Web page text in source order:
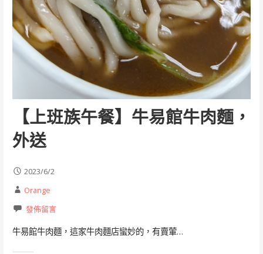
【上班族午餐】牛易館牛肉麵，
外送
2023/6/2
Orange
發佈留言
牛易館牛肉麵，這家牛肉麵店蠻妙的，有賣葷…